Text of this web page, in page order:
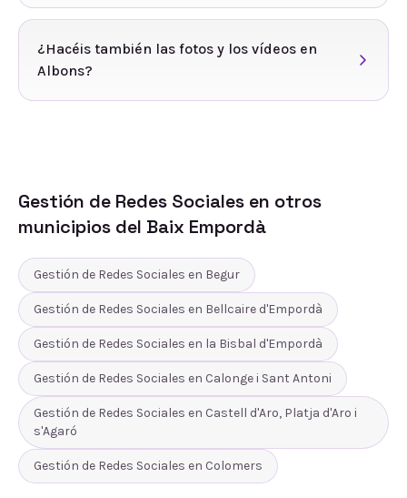
¿Hacéis también las fotos y los vídeos en
Albons?
Gestión de Redes Sociales en otros
municipios del Baix Empordà
Gestión de Redes Sociales en Begur
Gestión de Redes Sociales en Bellcaire d'Empordà
Gestión de Redes Sociales en la Bisbal d'Empordà
Gestión de Redes Sociales en Calonge i Sant Antoni
Gestión de Redes Sociales en Castell d'Aro, Platja d'Aro i
s'Agaró
Gestión de Redes Sociales en Colomers